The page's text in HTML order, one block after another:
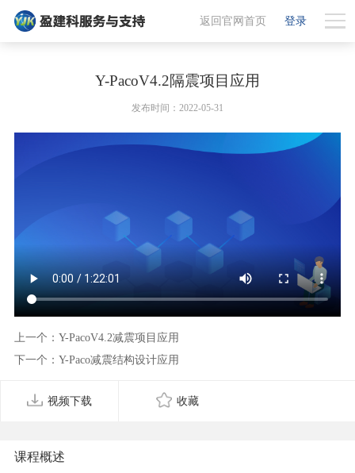
登录
返回官网首页
Y-PacoV4.2隔震项目应用
发布时间：2022-05-31
上一个：Y-PacoV4.2减震项目应用
下一个：Y-Paco减震结构设计应用
视频下载 收藏
课程概述